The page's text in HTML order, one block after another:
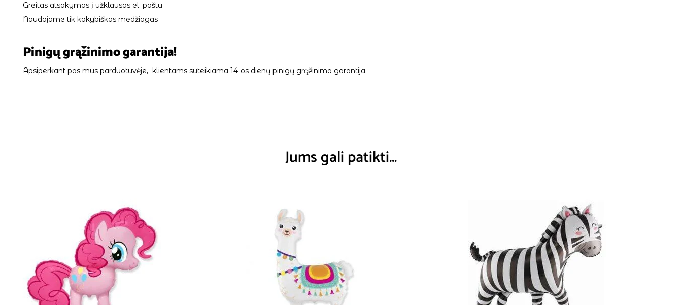
Greitas atsakymas į užklausas el. paštu
Naudojame tik kokybiškas medžiagas
Pinigų grąžinimo garantija!
Apsiperkant pas mus parduotuvėje, klientams suteikiama 14-os dienų pinigų grąžinimo garantija.
Jums gali patikti…